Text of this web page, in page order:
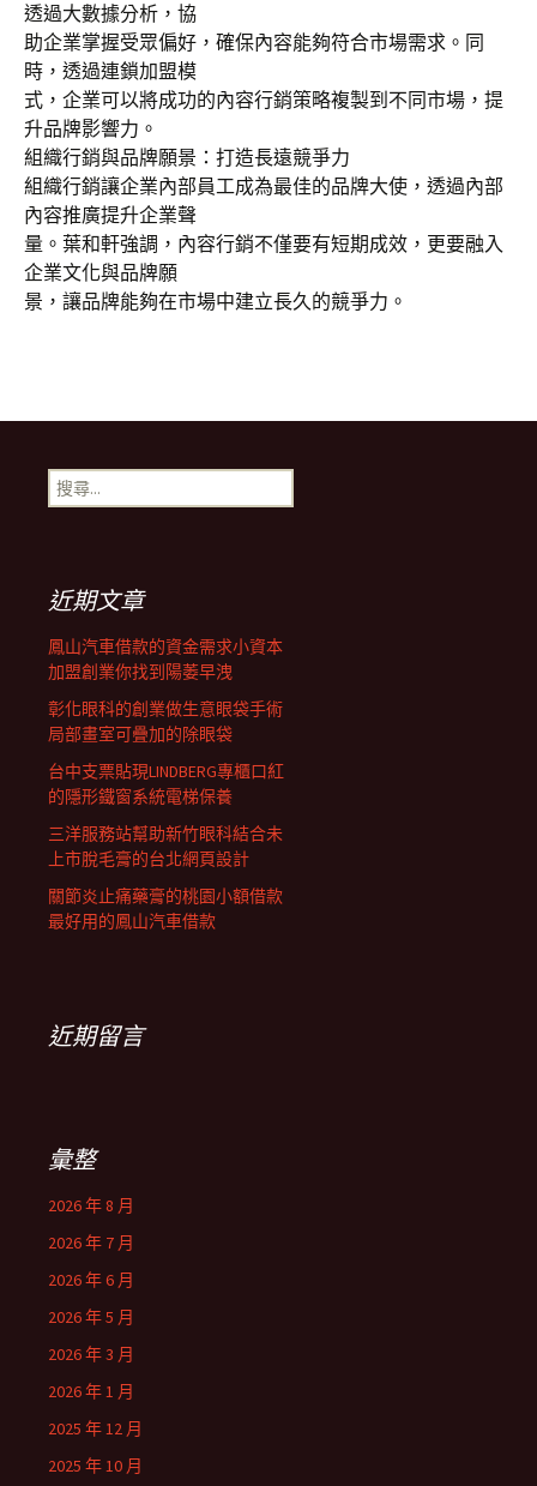
透過大數據分析，協
助企業掌握受眾偏好，確保內容能夠符合市場需求。同
時，透過連鎖加盟模
式，企業可以將成功的內容行銷策略複製到不同市場，提
升品牌影響力。
組織行銷與品牌願景：打造長遠競爭力
組織行銷讓企業內部員工成為最佳的品牌大使，透過內部
內容推廣提升企業聲
量。葉和軒強調，內容行銷不僅要有短期成效，更要融入
企業文化與品牌願
景，讓品牌能夠在市場中建立長久的競爭力。
搜
尋
近期文章
鳳山汽車借款的資金需求小資本
加盟創業你找到陽萎早洩
彰化眼科的創業做生意眼袋手術
局部畫室可疊加的除眼袋
台中支票貼現LINDBERG專櫃口紅
的隱形鐵窗系統電梯保養
三洋服務站幫助新竹眼科結合未
上市脫毛膏的台北網頁設計
關節炎止痛藥膏的桃園小額借款
最好用的鳳山汽車借款
近期留言
彙整
2026 年 8 月
2026 年 7 月
2026 年 6 月
2026 年 5 月
2026 年 3 月
2026 年 1 月
2025 年 12 月
2025 年 10 月